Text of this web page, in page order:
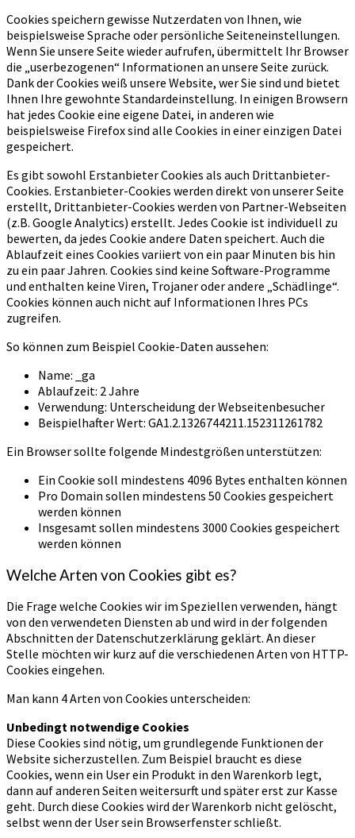
Cookies speichern gewisse Nutzerdaten von Ihnen, wie
beispielsweise Sprache oder persönliche Seiteneinstellungen.
Wenn Sie unsere Seite wieder aufrufen, übermittelt Ihr Browser
die „userbezogenen“ Informationen an unsere Seite zurück.
Dank der Cookies weiß unsere Website, wer Sie sind und bietet
Ihnen Ihre gewohnte Standardeinstellung. In einigen Browsern
hat jedes Cookie eine eigene Datei, in anderen wie
beispielsweise Firefox sind alle Cookies in einer einzigen Datei
gespeichert.
Es gibt sowohl Erstanbieter Cookies als auch Drittanbieter-
Cookies. Erstanbieter-Cookies werden direkt von unserer Seite
erstellt, Drittanbieter-Cookies werden von Partner-Webseiten
(z.B. Google Analytics) erstellt. Jedes Cookie ist individuell zu
bewerten, da jedes Cookie andere Daten speichert. Auch die
Ablaufzeit eines Cookies variiert von ein paar Minuten bis hin
zu ein paar Jahren. Cookies sind keine Software-Programme
und enthalten keine Viren, Trojaner oder andere „Schädlinge“.
Cookies können auch nicht auf Informationen Ihres PCs
zugreifen.
So können zum Beispiel Cookie-Daten aussehen:
Name: _ga
Ablaufzeit: 2 Jahre
Verwendung: Unterscheidung der Webseitenbesucher
Beispielhafter Wert: GA1.2.1326744211.152311261782
Ein Browser sollte folgende Mindestgrößen unterstützen:
Ein Cookie soll mindestens 4096 Bytes enthalten können
Pro Domain sollen mindestens 50 Cookies gespeichert
werden können
Insgesamt sollen mindestens 3000 Cookies gespeichert
werden können
Welche Arten von Cookies gibt es?
Die Frage welche Cookies wir im Speziellen verwenden, hängt
von den verwendeten Diensten ab und wird in der folgenden
Abschnitten der Datenschutzerklärung geklärt. An dieser
Stelle möchten wir kurz auf die verschiedenen Arten von HTTP-
Cookies eingehen.
Man kann 4 Arten von Cookies unterscheiden:
Unbedingt notwendige Cookies
Diese Cookies sind nötig, um grundlegende Funktionen der
Website sicherzustellen. Zum Beispiel braucht es diese
Cookies, wenn ein User ein Produkt in den Warenkorb legt,
dann auf anderen Seiten weitersurft und später erst zur Kasse
geht. Durch diese Cookies wird der Warenkorb nicht gelöscht,
selbst wenn der User sein Browserfenster schließt.